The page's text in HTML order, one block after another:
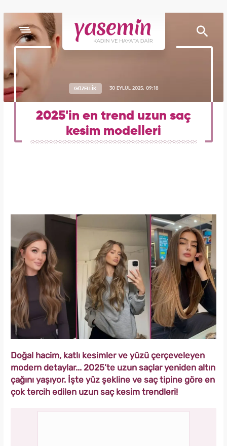
GÜZELLİK 30 EYLÜL 2025, 09:18
2025'in en trend uzun saç
kesim modelleri
Doğal hacim, katlı kesimler ve yüzü çerçeveleyen
modern detaylar... 2025’te uzun saçlar yeniden altın
çağını yaşıyor. İşte yüz şekline ve saç tipine göre en
çok tercih edilen uzun saç kesim trendleri!